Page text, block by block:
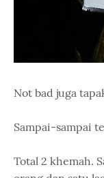
Not bad juga
Sampai-sampai
Total 2 khemah.